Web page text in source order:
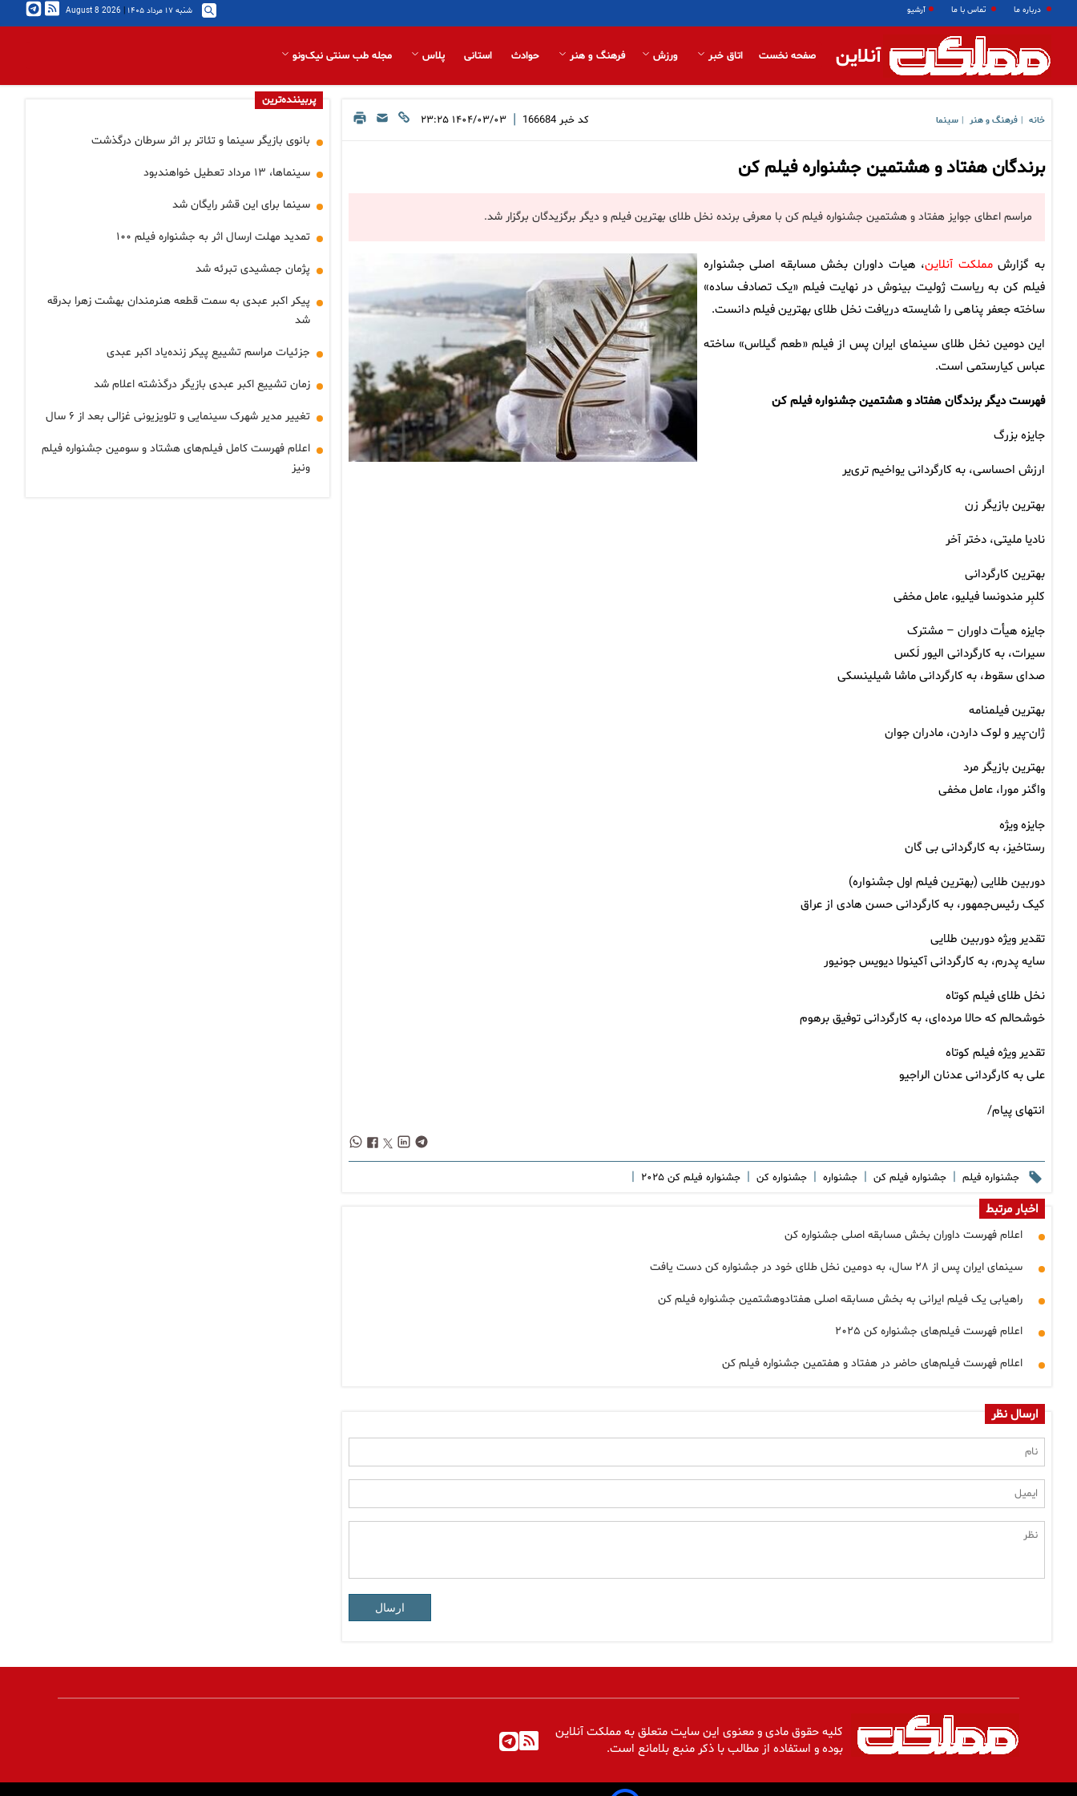
درباره ما تماس با ما آرشیو شنبه ۱۷ مرداد ۱۴۰۵ |
2026 August 8
آنلاین صفحه نخست اتاق خبر ورزش فرهنگ و هنر حوادث استانی پلاس مجله طب سنتی نیک‌ونو
خانه فرهنگ و هنر سینما کد خبر 166684
| ۱۴۰۴/۰۳/۰۳ ۲۳:۲۵
برندگان هفتاد و هشتمین جشنواره فیلم کن
مراسم اعطای جوایز هفتاد و هشتمین جشنواره فیلم کن با معرفی برنده نخل طلای بهترین فیلم و دیگر برگزیدگان برگزار شد.
به گزارشمملکت آنلاین، هیات داوران بخش مسابقه اصلی جشنواره
فیلم کن به ریاست ژولیت بینوش در نهایت فیلم «یک تصادف ساده»
ساخته جعفر پناهی را شایسته دریافت نخل طلای بهترین فیلم دانست.
این دومین نخل طلای سینمای ایران پس از فیلم «طعم گیلاس» ساخته
عباس کیارستمی است.
فهرست دیگر برندگان هفتاد و هشتمین جشنواره فیلم کن
جایزه بزرگ
ارزش احساسی، به کارگردانی یواخیم تری‌یر
بهترین بازیگر زن
نادیا ملیتی، دختر آخر
بهترین کارگردانی
کلبِر مندونسا فیلیو، عامل مخفی
جایزه هیأت داوران – مشترک
سیرات، به کارگردانی الیور لَکس
صدای سقوط، به کارگردانی ماشا شیلینسکی
بهترین فیلمنامه
ژان-پیر و لوک داردن، مادران جوان
بهترین بازیگر مرد
واگنر مورا، عامل مخفی
جایزه ویژه
رستاخیز، به کارگردانی بی گان
دوربین طلایی (بهترین فیلم اول جشنواره)
کیک رئیس‌جمهور، به کارگردانی حسن هادی از عراق
تقدیر ویژه دوربین طلایی
سایه پدرم، به کارگردانی آکینولا دیویس جونیور
نخل طلای فیلم کوتاه
خوشحالم که حالا مرده‌ای، به کارگردانی توفیق برهوم
تقدیر ویژه فیلم کوتاه
علی به کارگردانی عدنان الراجیو
انتهای پیام/
جشنواره فیلم | جشنواره فیلم کن | جشنواره | جشنواره کن | جشنواره فیلم کن ۲۰۲۵ |
اخبار مرتبط
اعلام فهرست داوران بخش مسابقه اصلی جشنواره کن
سینمای ایران‌ پس از ۲۸ سال، به دومین‌ نخل طلای خود در جشنواره کن دست یافت
راهیابی یک فیلم ایرانی به بخش مسابقه اصلی هفتادوهشتمین جشنواره فیلم کن
اعلام فهرست فیلم‌های جشنواره کن ۲۰۲۵
اعلام فهرست فیلم‌های حاضر در هفتاد و هفتمین جشنواره فیلم کن
ارسال نظر
ارسال
پربیننده‌ترین
بانوی بازیگر سینما و تئاتر بر اثر سرطان درگذشت
سینماها، ۱۳ مرداد تعطیل خواهندبود
سینما برای این قشر رایگان شد
تمدید مهلت ارسال اثر به جشنواره فیلم ۱۰۰
پژمان جمشیدی تبرئه شد
پیکر اکبر عبدی به سمت قطعه هنرمندان بهشت زهرا بدرقه
شد
جزئیات مراسم تشییع پیکر زنده‌یاد اکبر عبدی
زمان تشییع اکبر عبدی بازیگر درگذشته اعلام شد
تغییر مدیر شهرک سینمایی و تلویزیونی غزالی بعد از ۶ سال
اعلام فهرست کامل فیلم‌های هشتاد و سومین جشنواره فیلم
ونیز
کلیه حقوق مادی و معنوی این سایت متعلق به مملکت آنلاین
بوده و استفاده از مطالب با ذکر منبع بلامانع است.